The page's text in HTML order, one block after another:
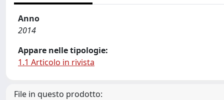
Anno
2014
Appare nelle tipologie:
1.1 Articolo in rivista
File in questo prodotto: